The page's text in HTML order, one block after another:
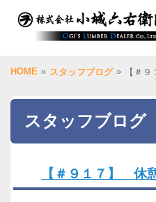
HOME » スタッフブログ » 【＃
スタッフブログ
【＃９１７】 休